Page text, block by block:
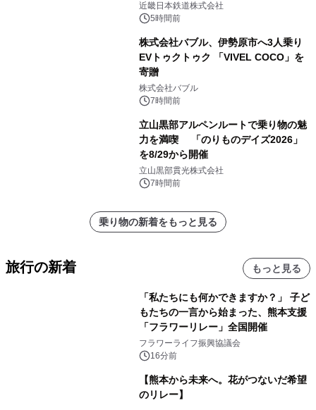
近畿日本鉄道株式会社
5時間前
株式会社バブル、伊勢原市へ3人乗り
EVトゥクトゥク 「VIVEL COCO」を
寄贈
株式会社バブル
7時間前
立山黒部アルペンルートで乗り物の魅
力を満喫 「のりものデイズ2026」
を8/29から開催
立山黒部貫光株式会社
7時間前
乗り物の新着をもっと見る
旅行の新着 もっと見る
「私たちにも何かできますか？」 子ど
もたちの一言から始まった、熊本支援
「フラワーリレー」全国開催
フラワーライフ振興協議会
16分前
【熊本から未来へ。花がつないだ希望
のリレー】